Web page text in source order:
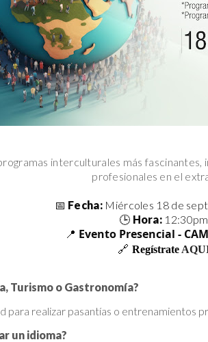
interculturales más fascinantes,
profesionales en el
📅 Fecha: Miércoles 18 de
🕒 Hora: 12:30pm
📍 Evento Presencial -
🔗 Regístrate
Turismo o Gastronomía?
para realizar pasantías o entrenamientos
un idioma?